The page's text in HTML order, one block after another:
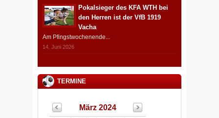
Pokalsieger des KFA WTH bei
den Herren ist der VfB 1919
Vacha
Am Pfingstwochenende...
14. Juni 2026
TERMINE
März 2024